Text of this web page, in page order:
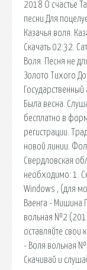
2018 О счастье
песни Для
Казачья воля.
Скачать 02:32.
Воля. Песня не
Золото Тихого
Была весна.
бесплатно в
регистрации.
новой линии.
Свердловская
необходимо: 1.
Windows , (для
Ваенга - Мишина
вольная №2
оставляйте свои
- Воля вольная
Скачивай и